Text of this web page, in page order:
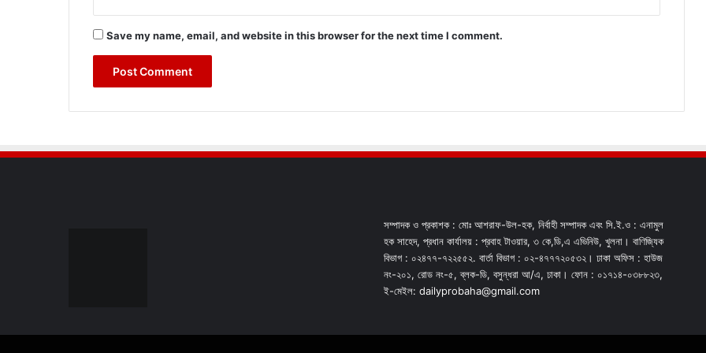
Save my name, email, and website in this browser for the next time I comment.
সম্পাদক ও প্রকাশক : মোঃ আশরাফ-উল-হক, নির্বাহী সম্পাদক এবং সি.ই.ও : এনামুল
হক সাহেদ, প্রধান কার্যালয় : প্রবাহ টাওয়ার, ৩ কে,ডি,এ এভিনিউ, খুলনা। বাণিজ্যিক
বিভাগ : ০২৪৭৭-৭২২৫৫২. বার্তা বিভাগ : ০২-৪৭৭৭২০৫৩২। ঢাকা অফিস : হাউজ
নং-২০১, রোড নং-৫, ব্লক-ডি, বসুন্ধরা আ/এ, ঢাকা। ফোন : ০১৭১৪-০৩৮৮২৩,
ই-মেইল: dailyprobaha@gmail.com